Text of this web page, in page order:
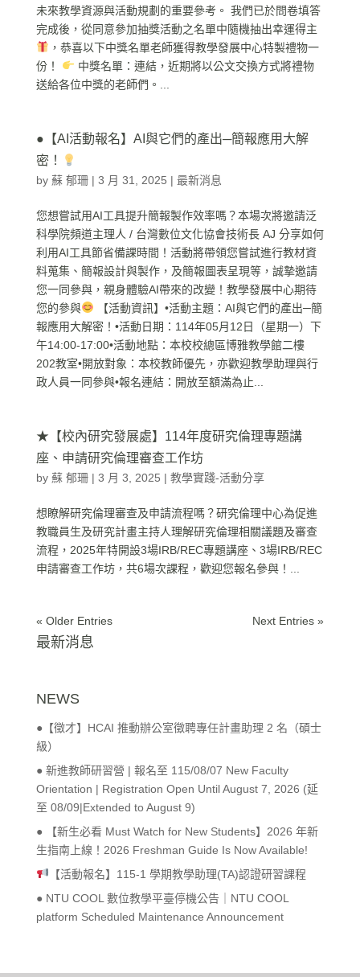
未來教學資源與活動規劃的重要參考。 我們已於問卷填答
完成後，從同意參加抽獎活動之名單中隨機抽出幸運得主
，恭喜以下中獎名單老師獲得教學發展中心特製禮物一
份！
中獎名單：連結，近期將以公文交換方式將禮物
送給各位中獎的老師們。...
●【AI活動報名】AI與它們的產出─簡報應用大解
密！
by 蘇 郁珊| 3 月 31, 2025 | 最新消息
您想嘗試用AI工具提升簡報製作效率嗎？本場次將邀請泛
科學院頻道主理人 / 台灣數位文化協會技術長 AJ 分享如何
利用AI工具節省備課時間！活動將帶領您嘗試進行教材資
料蒐集、簡報設計與製作，及簡報圖表呈現等，誠摯邀請
您一同參與，親身體驗AI帶來的改變！教學發展中心期待
您的參與
【活動資訊】•活動主題：AI與它們的產出─簡
報應用大解密！•活動日期：114年05月12日（星期一）下
午14:00-17:00•活動地點：本校校總區博雅教學館二樓
202教室•開放對象：本校教師優先，亦歡迎教學助理與行
政人員一同參與•報名連結：開放至額滿為止...
★【校內研究發展處】114年度研究倫理專題講
座、申請研究倫理審查工作坊
by 蘇 郁珊| 3 月 3, 2025 | 教學實踐-活動分享
想瞭解研究倫理審查及申請流程嗎？研究倫理中心為促進
教職員生及研究計畫主持人理解研究倫理相關議題及審查
流程，2025年特開設3場IRB/REC專題講座、3場IRB/REC
申請審查工作坊，共6場次課程，歡迎您報名參與！...
« Older Entries Next Entries »
最新消息
NEWS
●【徵才】HCAI 推動辦公室徵聘專任計畫助理 2 名（碩士
級）
● 新進教師研習營 | 報名至 115/08/07 New Faculty
Orientation | Registration Open Until August 7, 2026 (延
至 08/09|Extended to August 9)
● 【新生必看 Must Watch for New Students】2026 年新
生指南上線！2026 Freshman Guide Is Now Available!
【活動報名】115-1 學期教學助理(TA)認證研習課程
● NTU COOL 數位教學平臺停機公告｜NTU COOL
platform Scheduled Maintenance Announcement